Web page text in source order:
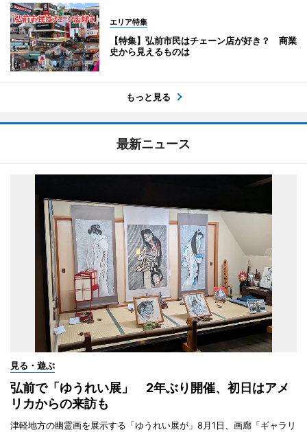
エリア特集
【特集】弘前市民はチェーン店が好き？ 商業
史から見えるものは
もっと見る
最新ニュース
見る・遊ぶ
弘前で「ゆうれい展」 2年ぶり開催、初日はアメ
リカからの来訪も
津軽地方の幽霊画を展示する「ゆうれい展が」8月1日、画廊「ギャラリ